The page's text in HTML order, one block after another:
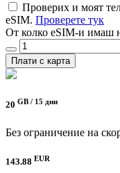
Проверих и моят
eSIM. Проверете тук
От колко eSIM-и имаш
Плати с карта
20 GB / 15 дни
Без ограничение на
143.88 EUR